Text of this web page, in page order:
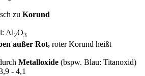
zu Korund
Al2O3
außer Rot, roter Korund heißt
Metalloxide (bspw. Blau: Titanoxid)
- 4,1